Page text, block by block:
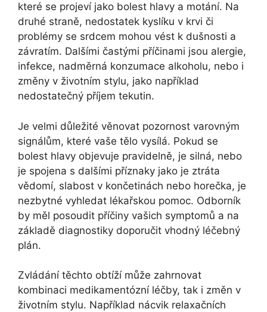
které se projeví jako bolest hlavy a motání. Na
druhé straně, nedostatek kyslíku v krvi či
problémy se srdcem mohou vést k dušnosti a
závratím. Dalšími častými příčinami jsou alergie,
infekce, nadměrná konzumace alkoholu, nebo i
změny v životním stylu, jako například
nedostatečný příjem tekutin.
Je velmi důležité věnovat pozornost varovným
signálům, které vaše tělo vysílá. Pokud se
bolest hlavy objevuje pravidelně, je silná, nebo
je spojena s dalšími příznaky jako je ztráta
vědomí, slabost v končetinách nebo horečka, je
nezbytné vyhledat lékařskou pomoc. Odborník
by měl posoudit příčiny vašich symptomů a na
základě diagnostiky doporučit vhodný léčebný
plán.
Zvládání těchto obtíží může zahrnovat
kombinaci medikamentózní léčby, tak i změn v
životním stylu. Například nácvik relaxačních